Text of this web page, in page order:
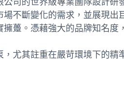
不斷變化的需求，並展現出
躉。憑藉強大的品牌知名
尤其註重在嚴苛環境下的